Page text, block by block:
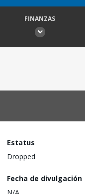
FINANZAS
Estatus
Dropped
Fecha de divulgación
N/A